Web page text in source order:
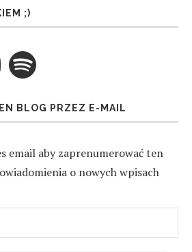
;)
Spotify
BLOG PRZEZ E-MAIL
email aby zaprenumerować ten
o nowych wpisach